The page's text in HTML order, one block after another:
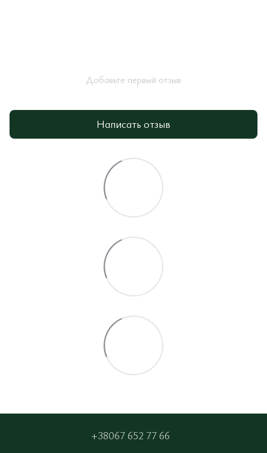
Добавьте первый отзыв
Написать отзыв
+38067 652 77 66